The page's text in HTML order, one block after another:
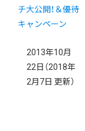
2013年10月
22日 （2018年
2月7日 更新）